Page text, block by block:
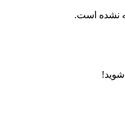
نشده است.
شوید!